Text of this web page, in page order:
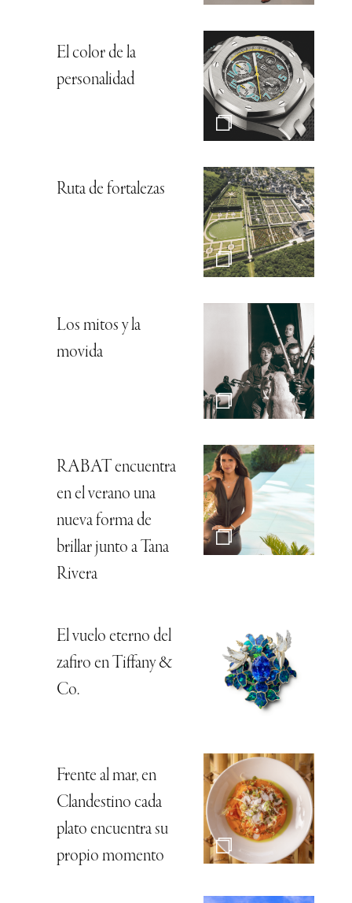
El color de la
personalidad
Ruta de fortalezas
Los mitos y la
movida
RABAT encuentra
en el verano una
nueva forma de
brillar junto a Tana
Rivera
El vuelo eterno del
zafiro en Tiffany &
Co.
Frente al mar, en
Clandestino cada
plato encuentra su
propio momento